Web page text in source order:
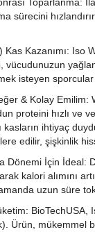
sürecini
Kas Kazanımı: Iso
vücudunuzun
isteyen
& Kolay Emilim:
proteini hızlı ve
kasların ihtiyaç
edilir, şişkinlik
Dönemi İçin İdeal:
kalori alımını
uzun süre
Ürün, mükemmel